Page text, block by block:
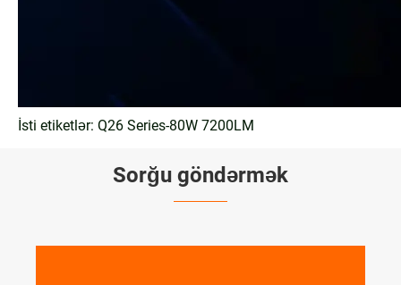
İsti etiketlər: Q26 Series-80W 7200LM
Sorğu göndərmək